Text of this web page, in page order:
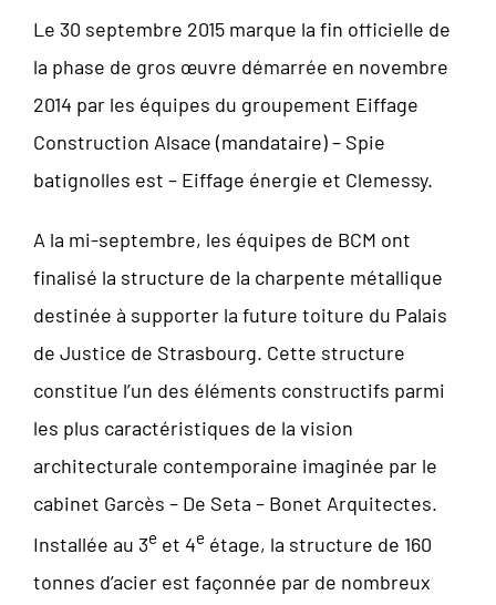
Le 30 septembre 2015 marque la fin officielle de
la phase de gros œuvre démarrée en novembre
2014 par les équipes du groupement Eiffage
Construction Alsace (mandataire) – Spie
batignolles est – Eiffage énergie et Clemessy.
A la mi-septembre, les équipes de BCM ont
finalisé la structure de la charpente métallique
destinée à supporter la future toiture du Palais
de Justice de Strasbourg. Cette structure
constitue l’un des éléments constructifs parmi
les plus caractéristiques de la vision
architecturale contemporaine imaginée par le
cabinet Garcès – De Seta – Bonet Arquitectes.
Installée au 3e et 4e étage, la structure de 160
tonnes d’acier est façonnée par de nombreux